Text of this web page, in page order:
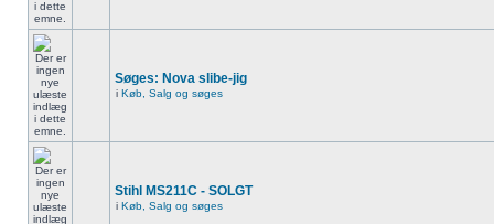
Søges: Nova slibe-jig
i Køb, Salg og søges
Stihl MS211C - SOLGT
i Køb, Salg og søges